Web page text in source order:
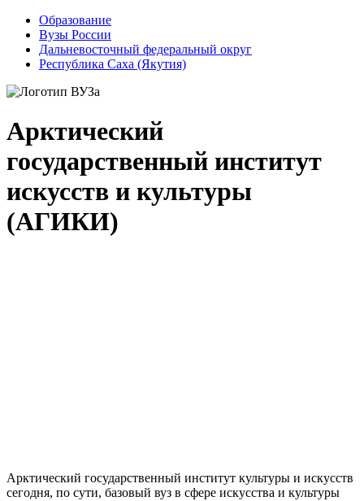
Образование
Вузы России
Дальневосточный федеральный округ
Республика Саха (Якутия)
Арктический
государственный институт
искусств и культуры
(АГИКИ)
Арктический государственный институт культуры и искусств
сегодня, по сути, базовый вуз в сфере искусства и культуры